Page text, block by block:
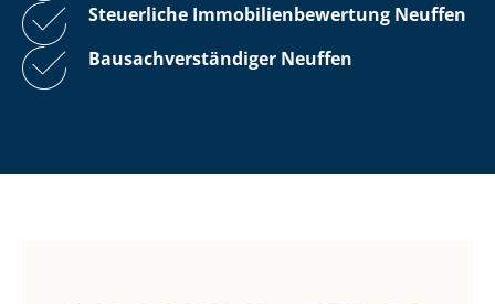
Steuerliche Im­mo­bi­li­en­be­wer­tung Neuffen
Bau­sach­ver­stän­di­ger Neuffen